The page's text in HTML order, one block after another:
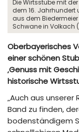
Die Wirtsstube mit
dem 16.
aus dem
Schwane in Volkach
Oberbayerisches
einer schönen
‚Genuss mit
historische
„Auch aus unserer
Band zu finden,
bodenständigem